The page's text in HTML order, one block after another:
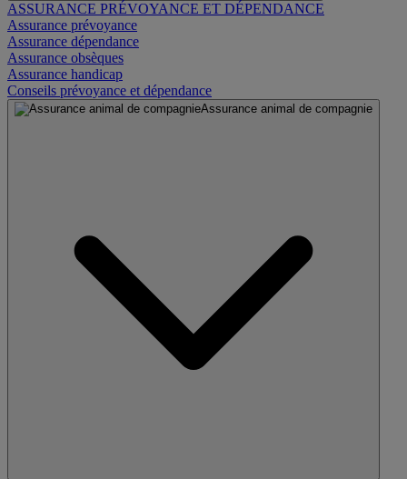
ASSURANCE PRÉVOYANCE ET DÉPENDANCE
Assurance prévoyance
Assurance dépendance
Assurance obsèques
Assurance handicap
Conseils prévoyance et dépendance
Assurance animal de compagnie